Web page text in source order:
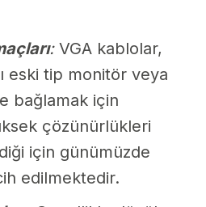
:VGA kablolar,
eski tip monitör veya
bağlamak için
çözünürlükleri
için günümüzde
edilmektedir.